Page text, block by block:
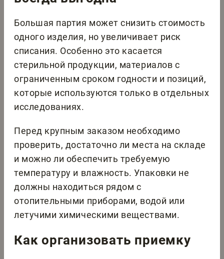
Большая партия может снизить стоимость
одного изделия, но увеличивает риск
списания. Особенно это касается
стерильной продукции, материалов с
ограниченным сроком годности и позиций,
которые используются только в отдельных
исследованиях.
Перед крупным заказом необходимо
проверить, достаточно ли места на складе
и можно ли обеспечить требуемую
температуру и влажность. Упаковки не
должны находиться рядом с
отопительными приборами, водой или
летучими химическими веществами.
Как организовать приемку